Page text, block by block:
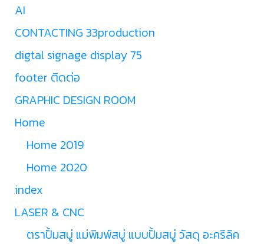
AI
CONTACTING 33production
digtal signage display 75
footer ติดต่อ
GRAPHIC DESIGN ROOM
Home
Home 2019
Home 2020
index
LASER & CNC
ตราปั้มสบู่ แม่พิมพ์สบู่ แบบปั้มสบู่ วัสดุ อะคริลิค